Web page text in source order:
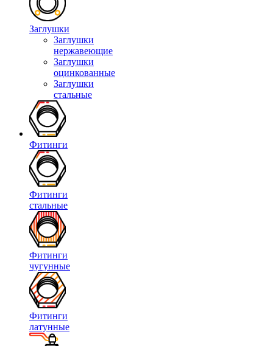
Заглушки
Заглушки
нержавеющие
Заглушки
оцинкованные
Заглушки
стальные
Фитинги
Фитинги
стальные
Фитинги
чугунные
Фитинги
латунные